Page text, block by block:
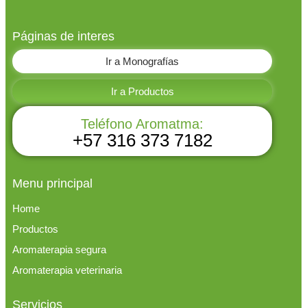
Páginas de interes
Ir a Monografías
Ir a Productos
Teléfono Aromatma:
+57 316 373 7182
Menu principal
Home
Productos
Aromaterapia segura
Aromaterapia veterinaria
Servicios